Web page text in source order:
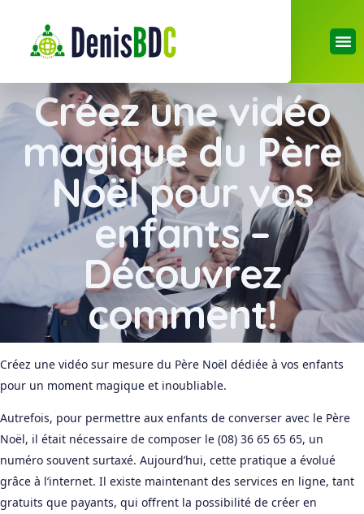
Créez une vidéo
magique du Père
Noël pour vos
enfants –
Découvrez
comment!
Créez une vidéo sur mesure du Père Noël dédiée à vos enfants
pour un moment magique et inoubliable.
Autrefois, pour permettre aux enfants de converser avec le Père
Noël, il était nécessaire de composer le (08) 36 65 65 65, un
numéro souvent surtaxé. Aujourd’hui, cette pratique a évolué
grâce à l’internet. Il existe maintenant des services en ligne, tant
gratuits que payants, qui offrent la possibilité de créer en